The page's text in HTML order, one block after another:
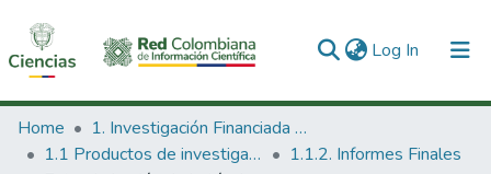
Log In (current)
Communities & Collections
All of DSpace
Home
1. Investigación Financiada con Recursos Públicos
1.1 Productos de investigación
1.1.2. Informes Finales